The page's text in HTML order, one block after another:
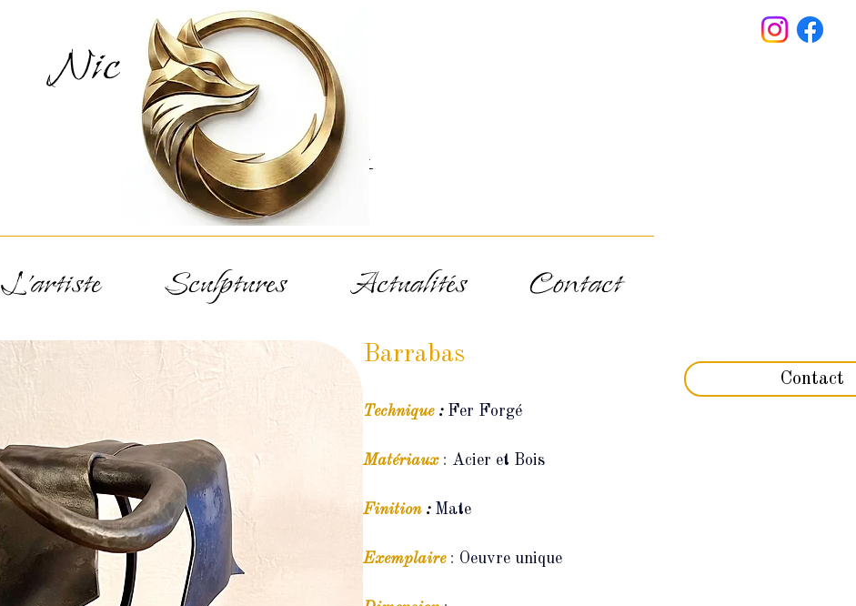
Nicolas
Renart
L'artiste Sculptures Actualités Contact
Barrabas
Technique : Fer Forgé
Matériaux : Acier et Bois
Finition : Mate
Exemplaire : Oeuvre unique
Contact